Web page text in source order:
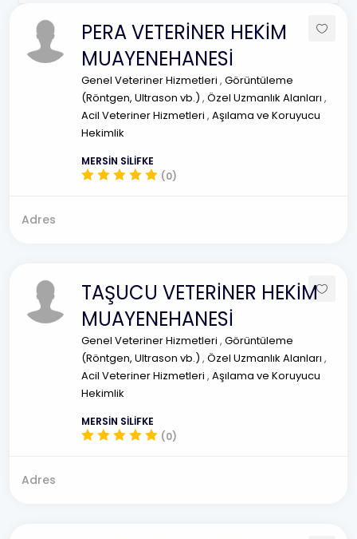
PERA VETERİNER HEKİM
MUAYENEHANESİ
Genel Veteriner Hizmetleri , Görüntüleme
(Röntgen, Ultrason vb.) , Özel Uzmanlık Alanları ,
Acil Veteriner Hizmetleri , Aşılama ve Koruyucu
Hekimlik
MERSİN SİLİFKE
(0)
Adres
TAŞUCU VETERİNER HEKİM
MUAYENEHANESİ
Genel Veteriner Hizmetleri , Görüntüleme
(Röntgen, Ultrason vb.) , Özel Uzmanlık Alanları ,
Acil Veteriner Hizmetleri , Aşılama ve Koruyucu
Hekimlik
MERSİN SİLİFKE
(0)
Adres